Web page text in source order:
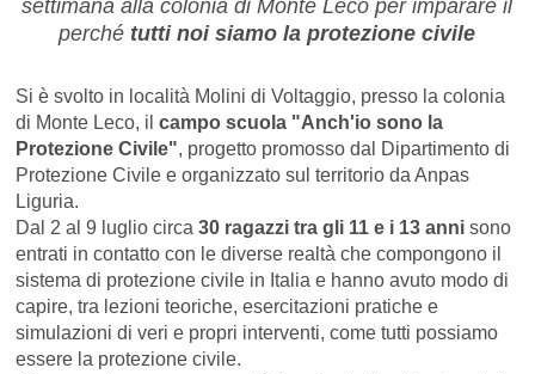
settimana alla colonia di Monte Leco per imparare il
perché tutti noi siamo la protezione civile
Si è svolto in località Molini di Voltaggio, presso la colonia
di Monte Leco, ilcampo scuola "Anch'io sono la
Protezione Civile", progetto promosso dal Dipartimento di
Protezione Civile e organizzato sul territorio da Anpas
Liguria.
Dal 2 al 9 luglio circa30 ragazzi tra gli 11 e i 13 anni sono
entrati in contatto con le diverse realtà che compongono il
sistema di protezione civile in Italia e hanno avuto modo di
capire, tra lezioni teoriche, esercitazioni pratiche e
simulazioni di veri e propri interventi, come tutti possiamo
essere la protezione civile.